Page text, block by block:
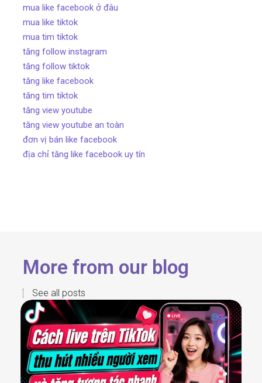
mua like facebook ở đâu
mua like tiktok
mua tim tiktok
tăng follow instagram
tăng follow tiktok
tăng like facebook
tăng tim tiktok
tăng view youtube
tăng view youtube an toàn
đơn vị bán like facebook
địa chỉ tăng like facebook uy tín
More from our blog
See all posts